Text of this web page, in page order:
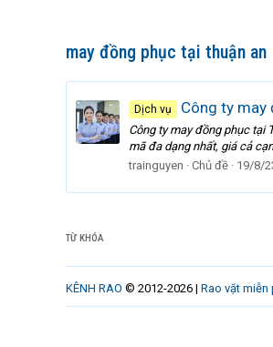
may đồng phục tại thuận an
Dịch vụ Công ty may
Công ty may đồng phục tại
mã đa dạng nhất, giá cả
trainguyen
Chủ đề 19/8/
TỪ KHÓA
KÊNH RAO © 2012-2026 | Rao vặt miễn